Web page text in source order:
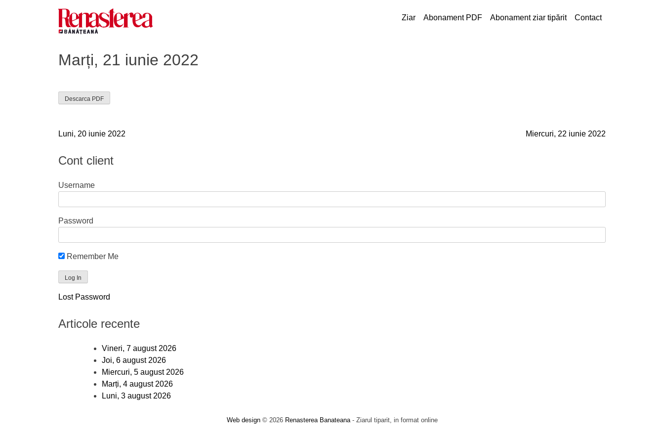
Ziar Abonament PDF Abonament ziar tipărit Contact
Marți, 21 iunie 2022
Descarca PDF
Navigare
în
Luni, 20 iunie 2022 Miercuri, 22 iunie 2022
Cont client
Username
Password
Remember Me
Lost Password
Articole recente
Vineri, 7 august 2026
Joi, 6 august 2026
Miercuri, 5 august 2026
Marți, 4 august 2026
Luni, 3 august 2026
Web design© 2026 Renasterea Banateana- Ziarul tiparit, in format online